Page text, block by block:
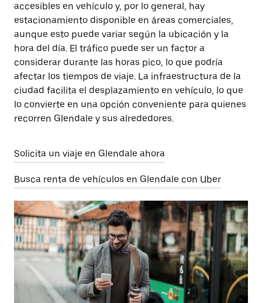
accesibles en vehículo y, por lo general, hay
estacionamiento disponible en áreas comerciales,
aunque esto puede variar según la ubicación y la
hora del día. El tráfico puede ser un factor a
considerar durante las horas pico, lo que podría
afectar los tiempos de viaje. La infraestructura de la
ciudad facilita el desplazamiento en vehículo, lo que
lo convierte en una opción conveniente para quienes
recorren Glendale y sus alrededores.
Solicita un viaje en Glendale ahora
Busca renta de vehículos en Glendale con Uber